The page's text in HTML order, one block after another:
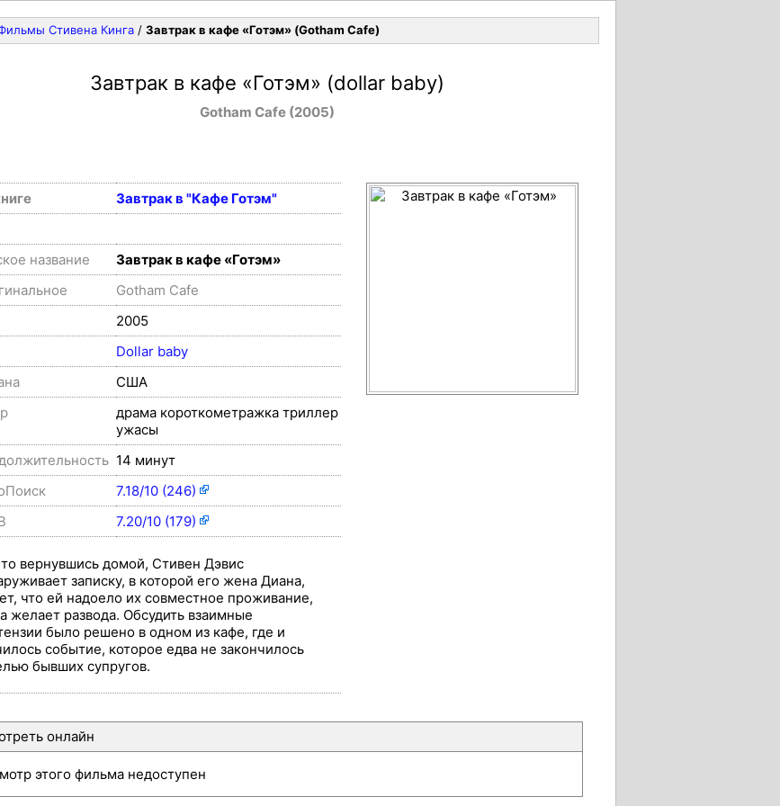
Стивена Кинга / Завтрак в кафе «Готэм» (Gotham Cafe)
Завтрак в кафе «Готэм» (dollar baby)
Gotham Cafe (2005)
Завтрак в "Кафе Готэм"
название
Завтрак в кафе «Готэм»
Gotham Cafe
2005
Dollar baby
США
драма короткометражка триллер
ужасы
14 минут
7.18/10 (246)
7.20/10 (179)
вернувшись домой, Стивен Дэвис
записку, в которой его жена Диана,
что ей надоело их совместное проживание,
желает развода. Обсудить взаимные
было решено в одном из кафе, где и
событие, которое едва не закончилось
бывших супругов.
онлайн
этого фильма недоступен